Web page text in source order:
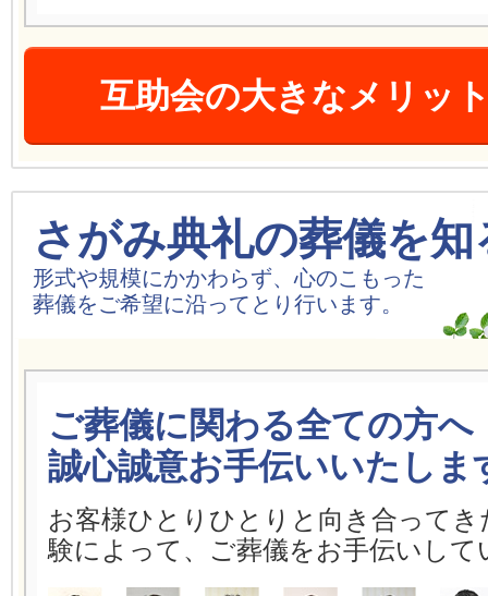
互助会の大きなメリッ
さがみ典礼の葬儀を知
形式や規模にかかわらず、心のこもった
葬儀をご希望に沿ってとり行います。
ご葬儀に関わる全ての方へ
誠心誠意お手伝いいたしま
お客様ひとりひとりと向き合ってき
験によって、ご葬儀をお手伝いして